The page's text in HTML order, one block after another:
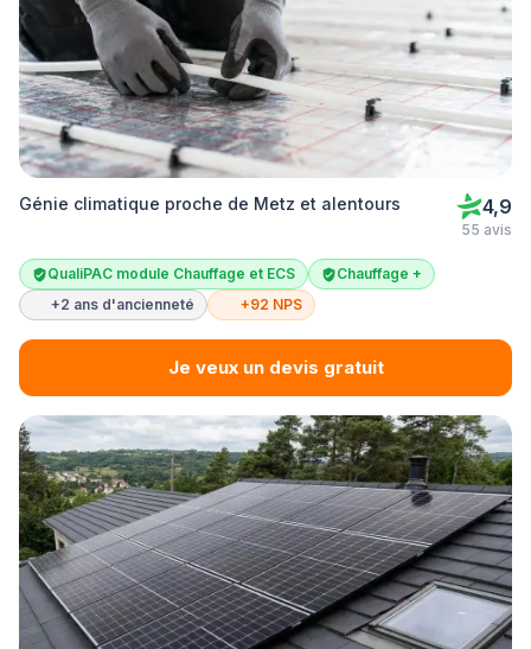
Génie climatique proche de Metz et alentours 4,9
55 avis
QualiPAC module Chauffage et ECS
Chauffage +
+2 ans d'ancienneté
+92 NPS
Je veux un devis gratuit